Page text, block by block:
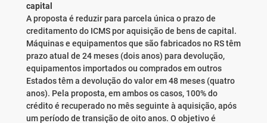
capital
A proposta é reduzir para parcela única o prazo de
creditamento do ICMS por aquisição de bens de capital.
Máquinas e equipamentos que são fabricados no RS têm
prazo atual de 24 meses (dois anos) para devolução,
equipamentos importados ou comprados em outros
Estados têm a devolução do valor em 48 meses (quatro
anos). Pela proposta, em ambos os casos, 100% do
crédito é recuperado no mês seguinte à aquisição, após
um período de transição de oito anos. O objetivo é